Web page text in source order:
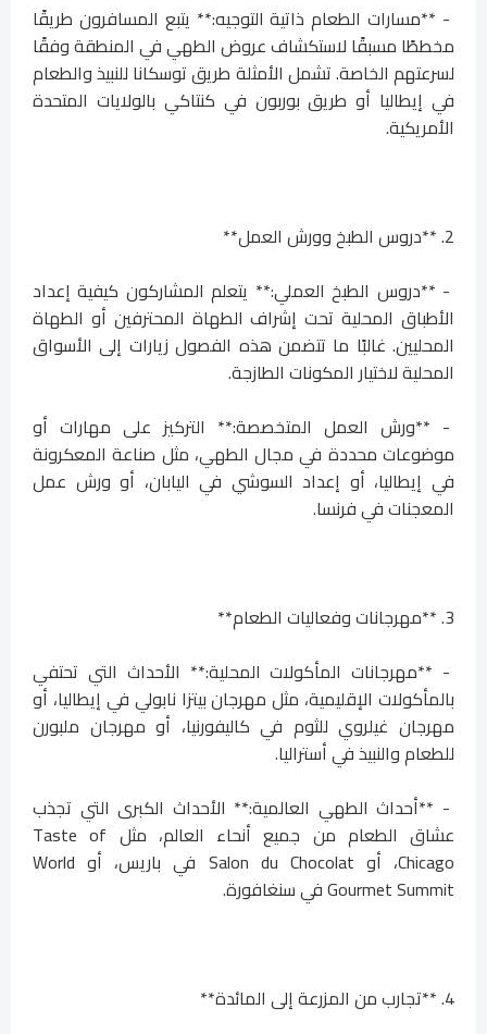
- **مسارات الطعام ذاتية التوجيه:** يتبع المسافرون طريقًا
مخططًا مسبقًا لاستكشاف عروض الطهي في المنطقة وفقًا
لسرعتهم الخاصة. تشمل الأمثلة طريق توسكانا للنبيذ والطعام
في إيطاليا أو طريق بوربون في كنتاكي بالولايات المتحدة
الأمريكية.
2. **دروس الطبخ وورش العمل**
- **دروس الطبخ العملي:** يتعلم المشاركون كيفية إعداد
الأطباق المحلية تحت إشراف الطهاة المحترفين أو الطهاة
المحليين. غالبًا ما تتضمن هذه الفصول زيارات إلى الأسواق
المحلية لاختيار المكونات الطازجة.
- **ورش العمل المتخصصة:** التركيز على مهارات أو
موضوعات محددة في مجال الطهي، مثل صناعة المعكرونة
في إيطاليا، أو إعداد السوشي في اليابان، أو ورش عمل
المعجنات في فرنسا.
3. **مهرجانات وفعاليات الطعام**
- **مهرجانات المأكولات المحلية:** الأحداث التي تحتفي
بالمأكولات الإقليمية، مثل مهرجان بيتزا نابولي في إيطاليا، أو
مهرجان غيلروي للثوم في كاليفورنيا، أو مهرجان ملبورن
للطعام والنبيذ في أستراليا.
- **أحداث الطهي العالمية:** الأحداث الكبرى التي تجذب
عشاق الطعام من جميع أنحاء العالم، مثل Taste of
Chicago، أو Salon du Chocolat في باريس، أو World
Gourmet Summit في سنغافورة.
4. **تجارب من المزرعة إلى المائدة**